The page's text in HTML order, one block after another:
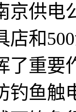
京供电
店和
了重要
钓鱼触